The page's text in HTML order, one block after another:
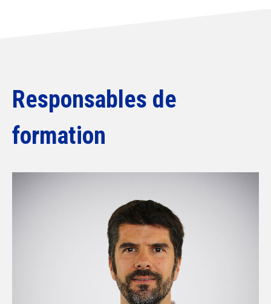
Responsables de
formation